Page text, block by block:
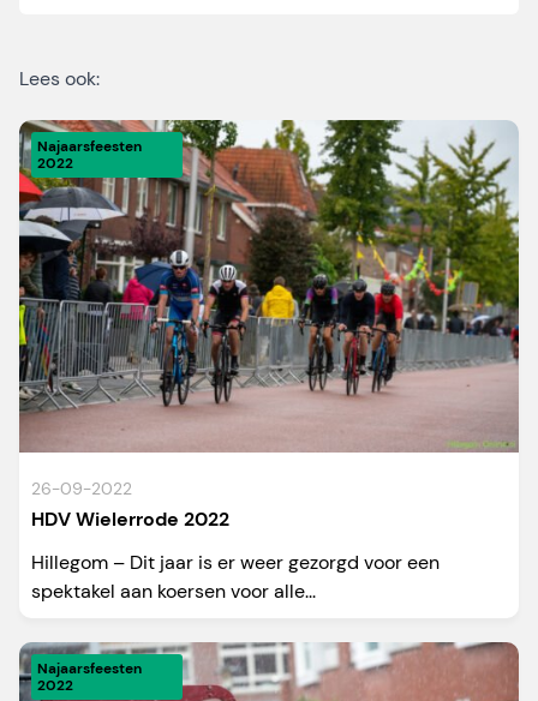
Lees ook:
Najaarsfeesten
2022
26-09-2022
HDV Wielerrode 2022
Hillegom – Dit jaar is er weer gezorgd voor een
spektakel aan koersen voor alle...
Najaarsfeesten
2022